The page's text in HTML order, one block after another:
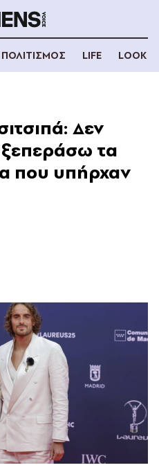
ΠΟΛΙΤΙΣΜΟΣ LIFE LOOK
Δεν
τα
που υπήρχαν